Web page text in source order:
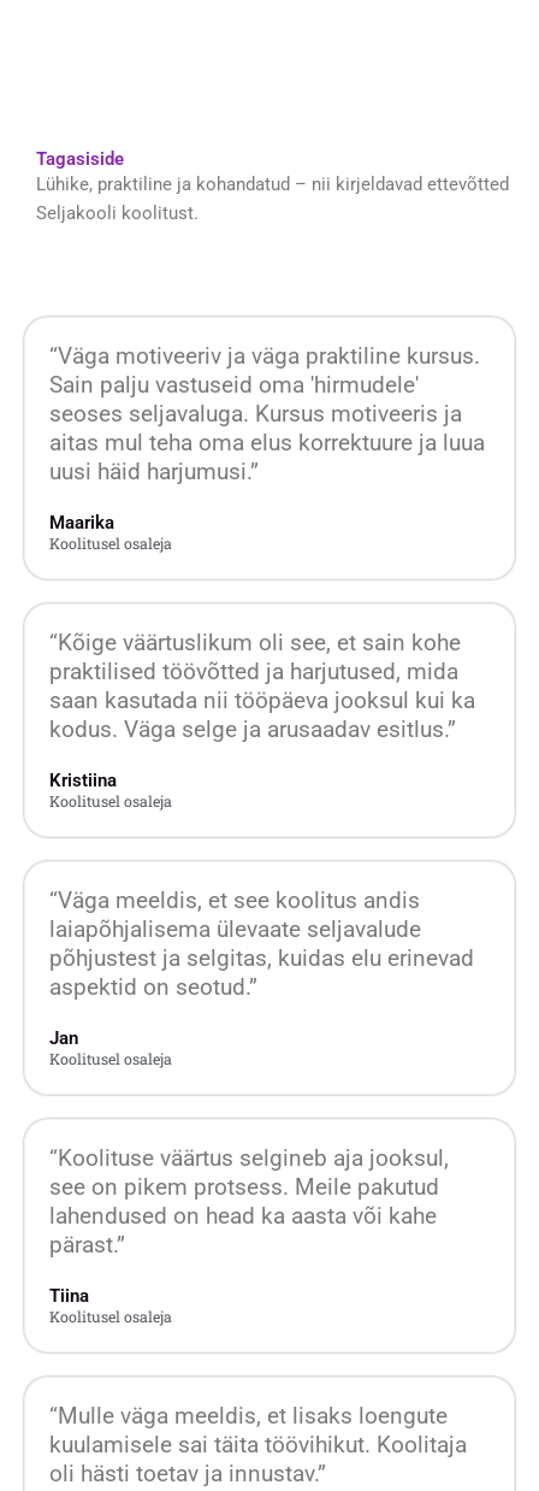
Tagasiside
Lühike, praktiline ja kohandatud – nii kirjeldavad ettevõtted
Seljakooli koolitust.
“Väga motiveeriv ja väga praktiline kursus.
Sain palju vastuseid oma 'hirmudele'
seoses seljavaluga. Kursus motiveeris ja
aitas mul teha oma elus korrektuure ja luua
uusi häid harjumusi.”
Maarika
Koolitusel osaleja
“Kõige väärtuslikum oli see, et sain kohe
praktilised töövõtted ja harjutused, mida
saan kasutada nii tööpäeva jooksul kui ka
kodus. Väga selge ja arusaadav esitlus.”
Kristiina
Koolitusel osaleja
“Väga meeldis, et see koolitus andis
laiapõhjalisema ülevaate seljavalude
põhjustest ja selgitas, kuidas elu erinevad
aspektid on seotud.”
Jan
Koolitusel osaleja
“Koolituse väärtus selgineb aja jooksul,
see on pikem protsess. Meile pakutud
lahendused on head ka aasta või kahe
pärast.”
Tiina
Koolitusel osaleja
“Mulle väga meeldis, et lisaks loengute
kuulamisele sai täita töövihikut. Koolitaja
oli hästi toetav ja innustav.”